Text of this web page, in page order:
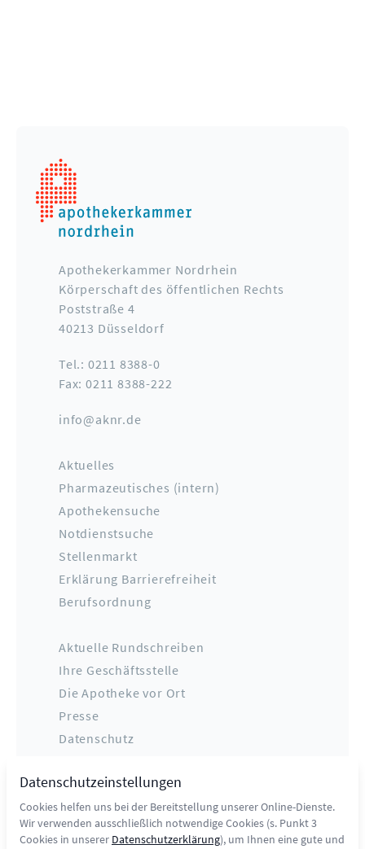
Apothekerkammer Nordrhein
Körperschaft des öffentlichen Rechts
Poststraße 4
40213 Düsseldorf
Tel.: 0211 8388-0
Fax: 0211 8388-222
info@aknr.de
Aktuelles
Pharmazeutisches (intern)
Apothekensuche
Notdienstsuche
Stellenmarkt
Erklärung Barrierefreiheit
Berufsordnung
Aktuelle Rundschreiben
Ihre Geschäftsstelle
Die Apotheke vor Ort
Presse
Datenschutz
Kontakt
Datenschutzeinstellungen
Cookies helfen uns bei der Bereitstellung unserer Online-Dienste.
Wir verwenden ausschließlich notwendige Cookies (s. Punkt 3
Cookies in unserer Datenschutzerklärung), um Ihnen eine gute und